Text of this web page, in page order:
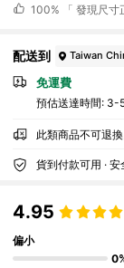
100% 「 發現尺寸
配送到 Taiwan
免運費
預估送達時間: 3-
此類商品不可退換
貨到付款可用 ·
4.95
偏小